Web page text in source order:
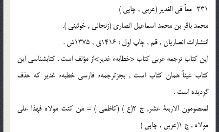
231ـ معاً فى الغدير (عربى , چاپى )
محمد باقر بن محمد اسماعيل انصارى (زنجانى , خوئينى ).
انتشارات انصاريان , قم , چاپ اول : 1416ق , 1375ش .
اين كتاب ترجمه عربى كتاب <خطابهء غدير>از مؤلف است . كتابشناسى اين
كتاب عيناً همان كتاب است , بجزترجمهء فارسى خطبهء غدير كه حذف
گرديده است .
لمعصومون الاربعة عشر, ج 2(ع ) (كاظمى ) = من كنت مولاه فهذا على
مولاه , ج 1(عربى , چاپى )